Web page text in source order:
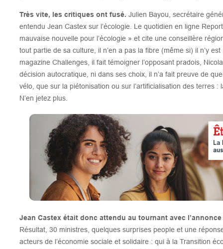
Très vite, les critiques ont fusé. Julien Bayou, secrétaire
entendu Jean Castex sur l’écologie. Le quotidien en ligne
mauvaise nouvelle pour l’écologie » et cite une conseillère
tout partie de sa culture, il n’en a pas la fibre (même si) il n’y
magazine Challenges, il fait témoigner l’opposant pradois,
décision autocratique, ni dans ses choix, il n’a fait preuve de
vélo, que sur la piétonisation ou sur l’artificialisation des terres
N’en jetez plus.
Jean Castex était donc attendu au tournant avec
Résultat, 30 ministres, quelques surprises people et une
acteurs de l’économie sociale et solidaire : qui à la Transition